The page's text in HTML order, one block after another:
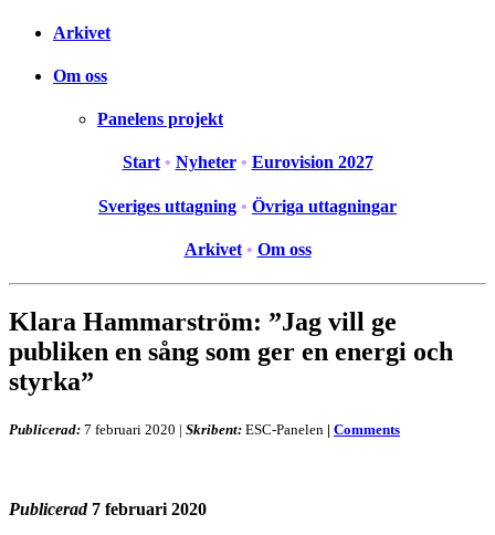
Arkivet
Om oss
Panelens projekt
Start • Nyheter • Eurovision 2027
Sveriges uttagning • Övriga uttagningar
Arkivet • Om oss
Klara Hammarström: ”Jag vill ge
publiken en sång som ger en energi och
styrka”
Publicerad: 7 februari 2020 | Skribent: ESC-Panelen | Comments
Publicerad 7 februari 2020